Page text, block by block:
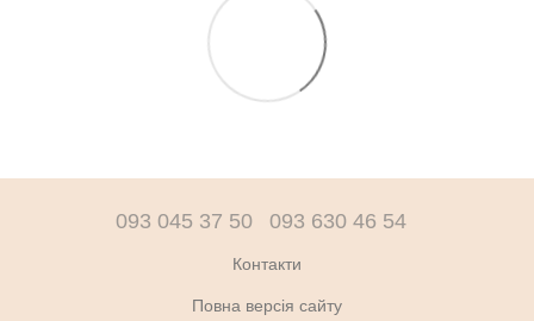
093 045 37 50 093 630 46 54
Контакти
Повна версія сайту